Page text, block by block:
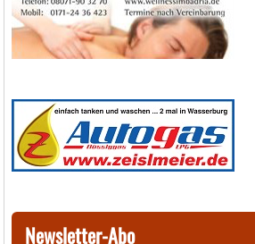
Newsletter-Abo